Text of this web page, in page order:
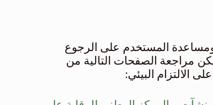
ومساعدة المستخدم على الرجوع
مراجعة الصفحات التالية من
الالتزام البيئي: